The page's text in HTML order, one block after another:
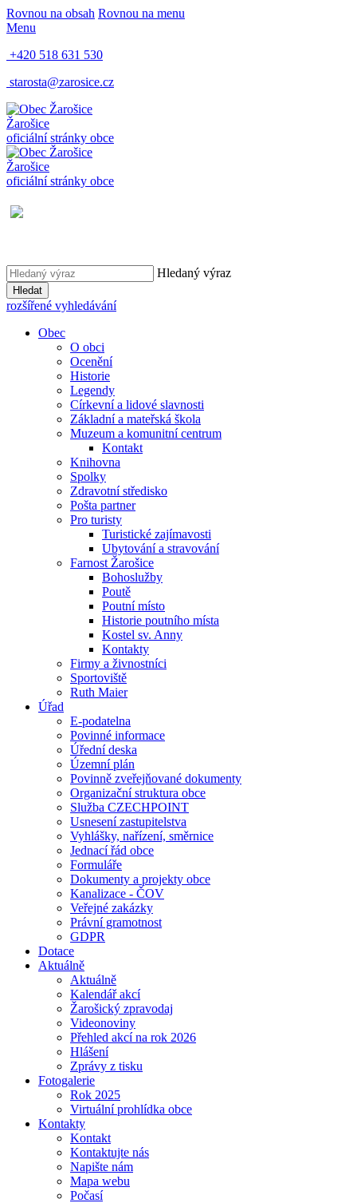
Rovnou na obsah Rovnou na menu
Menu
+420 518 631 530
starosta@zarosice.cz
Žarošice
oficiální stránky obce
Žarošice
oficiální stránky obce
Hledaný výraz
Hledat
rozšířené vyhledávání
Obec
O obci
Ocenění
Historie
Legendy
Církevní a lidové slavnosti
Základní a mateřská škola
Muzeum a komunitní centrum
Kontakt
Knihovna
Spolky
Zdravotní středisko
Pošta partner
Pro turisty
Turistické zajímavosti
Ubytování a stravování
Farnost Žarošice
Bohoslužby
Poutě
Poutní místo
Historie poutního místa
Kostel sv. Anny
Kontakty
Firmy a živnostníci
Sportoviště
Ruth Maier
Úřad
E-podatelna
Povinné informace
Úřední deska
Územní plán
Povinně zveřejňované dokumenty
Organizační struktura obce
Služba CZECHPOINT
Usnesení zastupitelstva
Vyhlášky, nařízení, směrnice
Jednací řád obce
Formuláře
Dokumenty a projekty obce
Kanalizace - ČOV
Veřejné zakázky
Právní gramotnost
GDPR
Dotace
Aktuálně
Aktuálně
Kalendář akcí
Žarošický zpravodaj
Videonoviny
Přehled akcí na rok 2026
Hlášení
Zprávy z tisku
Fotogalerie
Rok 2025
Virtuální prohlídka obce
Kontakty
Kontakt
Kontaktujte nás
Napište nám
Mapa webu
Počasí